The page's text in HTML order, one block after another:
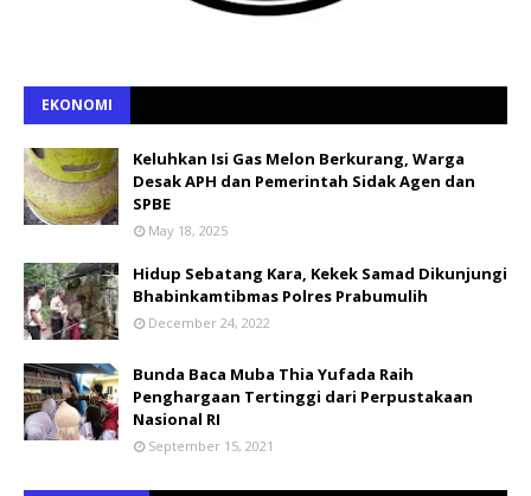
EKONOMI
Keluhkan Isi Gas Melon Berkurang, Warga
Desak APH dan Pemerintah Sidak Agen dan
SPBE
May 18, 2025
Hidup Sebatang Kara, Kekek Samad Dikunjungi
Bhabinkamtibmas Polres Prabumulih
December 24, 2022
Bunda Baca Muba Thia Yufada Raih
Penghargaan Tertinggi dari Perpustakaan
Nasional RI
September 15, 2021